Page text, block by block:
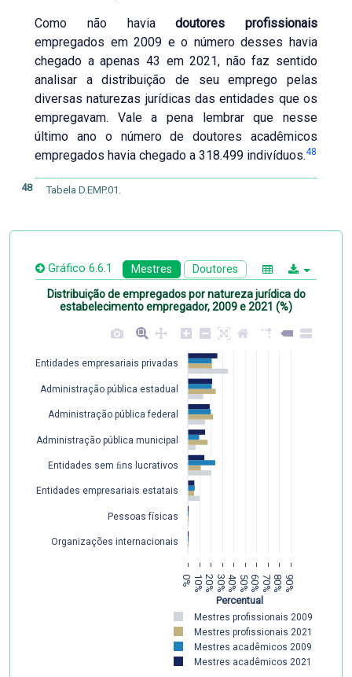
Como não haviadoutores profissionais
empregados em 2009 e o número desses havia
chegado a apenas 43 em 2021, não faz sentido
analisar a distribuição de seu emprego pelas
diversas naturezas jurídicas das entidades que os
empregavam. Vale a pena lembrar que nesse
último ano o número de doutores acadêmicos
empregados havia chegado a 318.499 indivíduos.48
48 Tabela D.EMP.01.
Gráfico 6.6.1 Mestres Doutores
Distribuição de empregados por natureza jurídica do
estabelecimento empregador, 2009 e 2021 (%)
0% 10% 20% 30% 40% 50% 60% 70% 80% 90%
Organizações internacionais
Pessoas físicas
Entidades empresariais estatais
Entidades sem ﬁns lucrativos
Administração pública municipal
Administração pública federal
Administração pública estadual
Entidades empresariais privadas
Mestres profissionais 2009
Mestres profissionais 2021
Mestres acadêmicos 2009
Mestres acadêmicos 2021
Percentual